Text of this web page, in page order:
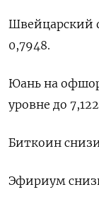
Швейцарский
0,7948​.
Юань на
уровне до
Биткоин
Эфириум